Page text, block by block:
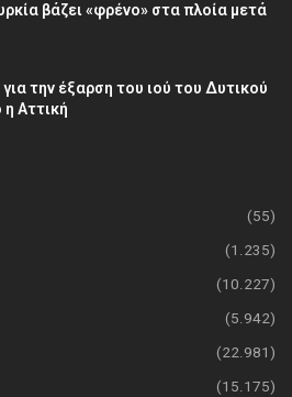
βάζει «φρένο» στα πλοία μετά
την έξαρση του ιού του Δυτικού
Αττική
(55)
(1.235)
(10.227)
(5.942)
(22.981)
(15.175)